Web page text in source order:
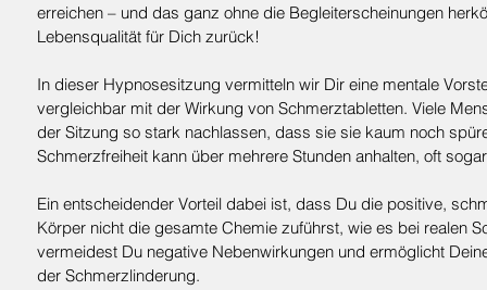
erreichen – und das ganz ohne die Begleiterscheinungen
Lebensqualität für Dich zurück!
In dieser Hypnosesitzung vermitteln wir Dir eine mentale
vergleichbar mit der Wirkung von Schmerztabletten. Viele
der Sitzung so stark nachlassen, dass sie sie kaum noch
Schmerzfreiheit kann über mehrere Stunden anhalten, oft
Ein entscheidender Vorteil dabei ist, dass Du die positive,
Körper nicht die gesamte Chemie zuführst, wie es bei realen
vermeidest Du negative Nebenwirkungen und ermöglicht
der Schmerzlinderung.